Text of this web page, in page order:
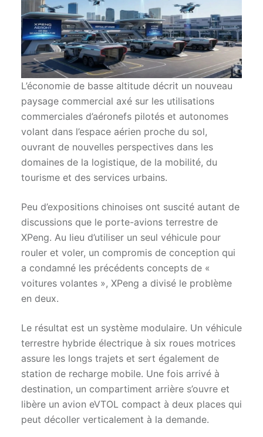
L’économie de basse altitude décrit un nouveau
paysage commercial axé sur les utilisations
commerciales d’aéronefs pilotés et autonomes
volant dans l’espace aérien proche du sol,
ouvrant de nouvelles perspectives dans les
domaines de la logistique, de la mobilité, du
tourisme et des services urbains.
Peu d’expositions chinoises ont suscité autant de
discussions que le porte-avions terrestre de
XPeng. Au lieu d’utiliser un seul véhicule pour
rouler et voler, un compromis de conception qui
a condamné les précédents concepts de «
voitures volantes », XPeng a divisé le problème
en deux.
Le résultat est un système modulaire. Un véhicule
terrestre hybride électrique à six roues motrices
assure les longs trajets et sert également de
station de recharge mobile. Une fois arrivé à
destination, un compartiment arrière s’ouvre et
libère un avion eVTOL compact à deux places qui
peut décoller verticalement à la demande.